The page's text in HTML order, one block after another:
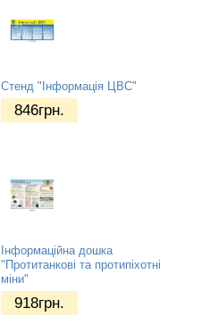
Стенд "Інформація ЦВС"
846грн.
Інформаційна дошка
"Протитанкові та протипіхотні
міни"
918грн.